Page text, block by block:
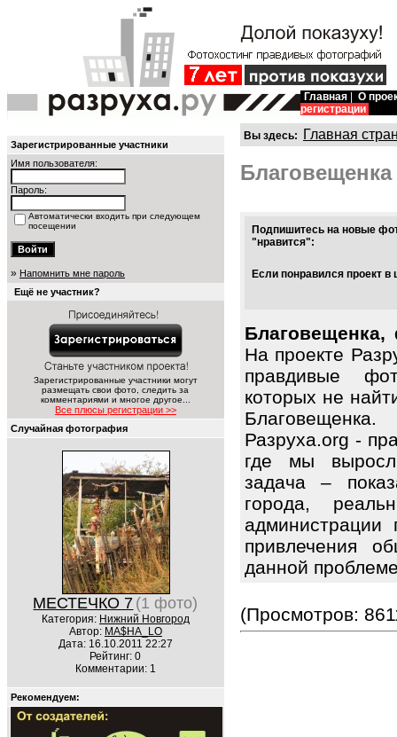
Главная
О
регистрации
Зарегистрированные участники
Имя пользователя:
Пароль:
Автоматически входить при следующем
посещении
» Напомнить мне пароль
Ещё не участник?
Зарегистрированные участники могут
размещать свои фото, следить за
комментариями и многое другое...
Все плюсы регистрации >>
Случайная фотография
МЕСТЕЧКО 7 (1 фото)
Категория: Нижний Новгород
Автор: MA$HA_LO
Дата: 16.10.2011 22:27
Рейтинг: 0
Комментарии: 1
Рекомендуем:
Вы здесь: Главная
Подпишитесь на новые
"нравится":
Если понравился проект
На проекте
правдивые
которых не
Благовещенка.
Разруха.org -
где мы
задача –
города,
привлечения
данной
(Просмотров: